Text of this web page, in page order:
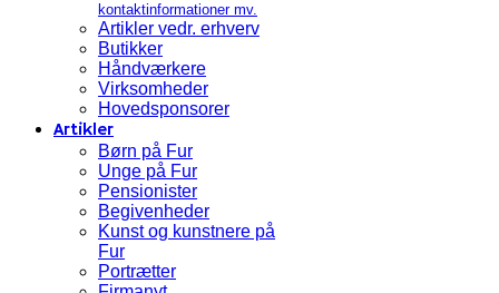
kontaktinformationer mv.
Artikler vedr. erhverv
Butikker
Håndværkere
Virksomheder
Hovedsponsorer
Artikler
Børn på Fur
Unge på Fur
Pensionister
Begivenheder
Kunst og kunstnere på
Fur
Portrætter